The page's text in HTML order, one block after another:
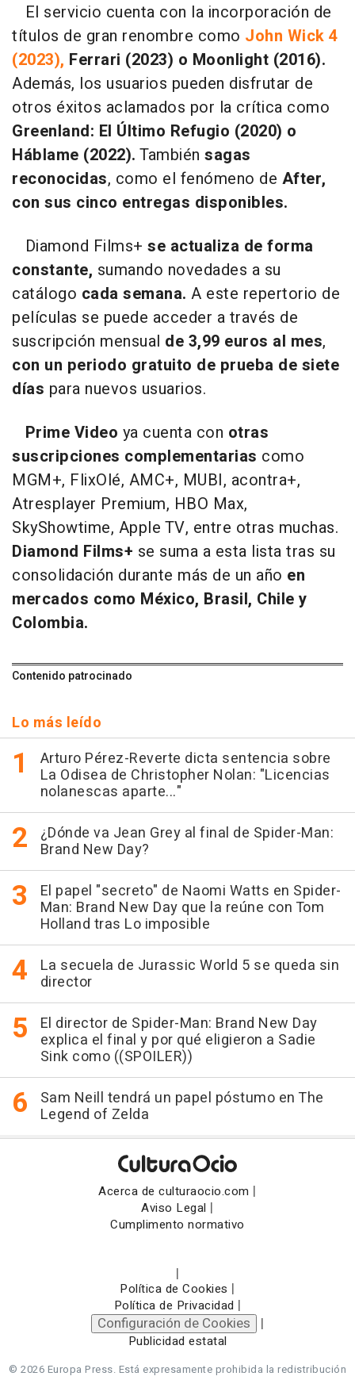
El servicio cuenta con la incorporación de
títulos de gran renombre como John Wick 4
(2023), Ferrari (2023) o Moonlight (2016).
Además, los usuarios pueden disfrutar de
otros éxitos aclamados por la crítica como
Greenland: El Último Refugio (2020) o
Háblame (2022). También sagas
reconocidas, como el fenómeno de After,
con sus cinco entregas disponibles.
Diamond Films+ se actualiza de forma
constante, sumando novedades a su
catálogo cada semana. A este repertorio de
películas se puede acceder a través de
suscripción mensual de 3,99 euros al mes,
con un periodo gratuito de prueba de siete
días para nuevos usuarios.
Prime Video ya cuenta con otras
suscripciones complementarias como
MGM+, FlixOlé, AMC+, MUBI, acontra+,
Atresplayer Premium, HBO Max,
SkyShowtime, Apple TV, entre otras muchas.
Diamond Films+ se suma a esta lista tras su
consolidación durante más de un año en
mercados como México, Brasil, Chile y
Colombia.
Contenido patrocinado
Lo más leído
Arturo Pérez-Reverte dicta sentencia sobre
La Odisea de Christopher Nolan: "Licencias
nolanescas aparte..."
¿Dónde va Jean Grey al final de Spider-Man:
Brand New Day?
El papel "secreto" de Naomi Watts en Spider-
Man: Brand New Day que la reúne con Tom
Holland tras Lo imposible
La secuela de Jurassic World 5 se queda sin
director
El director de Spider-Man: Brand New Day
explica el final y por qué eligieron a Sadie
Sink como ((SPOILER))
Sam Neill tendrá un papel póstumo en The
Legend of Zelda
Acerca de culturaocio.com |
Aviso Legal |
Cumplimento normativo
|
Política de Cookies |
Política de Privacidad |
Configuración de Cookies |
Publicidad estatal
© 2026 Europa Press. Está expresamente prohibida la redistribución